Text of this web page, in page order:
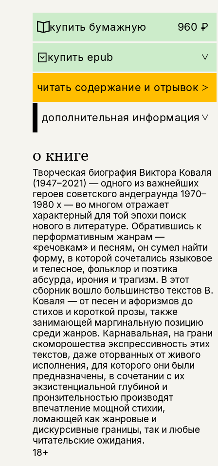
о книге
Творческая биография Виктора Коваля
(1947–2021) — одного из важнейших
героев советского андеграунда 1970–
1980 х — во многом отражает
характерный для той эпохи поиск
нового в литературе. Обратившись к
перформативным жанрам —
«речовкам» и песням, он сумел найти
форму, в которой сочетались языковое
и телесное, фольклор и поэтика
абсурда, ирония и трагизм. В этот
сборник вошло большинство текстов В.
Коваля — от песен и афоризмов до
стихов и короткой прозы, также
занимающей маргинальную позицию
среди жанров. Карнавальная, на грани
скоморошества экспрессивность этих
текстов, даже оторванных от живого
исполнения, для которого они были
предназначены, в сочетании с их
экзистенциальной глубиной и
пронзительностью производят
впечатление мощной стихии,
ломающей как жанровые и
дискурсивные границы, так и любые
читательские ожидания.
18+
купить бумажную 960 ₽
купить epub
читать содержание и отрывок
дополнительная информация
Поделиться
Подписка на рассылку
Раз в неделю мы отправляем рассылку
о книгах и событиях «НЛО».
За подписку дарим промокод на
скидку 15%
Я соглашаюсь сПолитикой конфиденциальности
подписаться
Этой книги временно
нет в продаже.
Вы можете подписаться на
уведомления, и при поступлении книги
на склад получить письмо на указанный
электронный адрес.
Я соглашаюсь с Политикой конфиденциальности
подписаться
Эта книга
не предназначена для
несовершеннолетних
Скажите, пожалуйста,
вам уже исполнилось 18 лет?
да
нет, вернуться назад